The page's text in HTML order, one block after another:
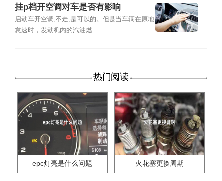
挂p档开空调对车是否有影响
启动车开空调,不走,是可以的。但是当车辆在原地
怠速时，发动机内的汽油燃...
热门阅读
epc灯亮是什么问题 火花塞更换周期